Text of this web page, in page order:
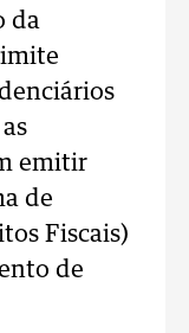
da
emitir
de
Fiscais)
de